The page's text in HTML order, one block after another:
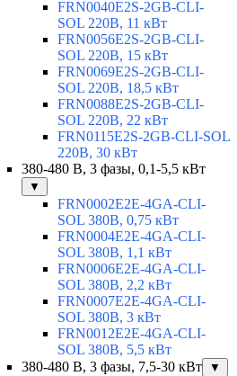
FRN0040E2S-2GB-CLI-
SOL 220В, 11 кВт
FRN0056E2S-2GB-CLI-
SOL 220В, 15 кВт
FRN0069E2S-2GB-CLI-
SOL 220В, 18,5 кВт
FRN0088E2S-2GB-CLI-
SOL 220В, 22 кВт
FRN0115E2S-2GB-CLI-SOL
220В, 30 кВт
380-480 В, 3 фазы, 0,1-5,5 кВт
▼
FRN0002E2E-4GA-CLI-
SOL 380В, 0,75 кВт
FRN0004E2E-4GA-CLI-
SOL 380В, 1,1 кВт
FRN0006E2E-4GA-CLI-
SOL 380В, 2,2 кВт
FRN0007E2E-4GA-CLI-
SOL 380В, 3 кВт
FRN0012E2E-4GA-CLI-
SOL 380В, 5,5 кВт
380-480 В, 3 фазы, 7,5-30 кВт
▼